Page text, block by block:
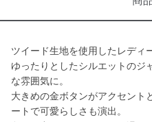
ツイード生地を使用したレディ
ゆったりとしたシルエットのジ
な雰囲気に。
大きめの金ボタンがアクセント
ートで可愛らしさも演出。